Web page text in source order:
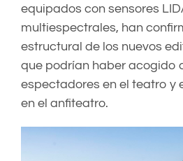
equipados con sensores
multiespectrales, han
estructural de los nuevos
que podrían haber acogido
espectadores en el teatro y
en el anfiteatro.